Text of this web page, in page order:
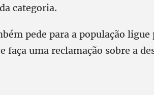
categoria.
pede para a população
faça uma reclamação sobre a